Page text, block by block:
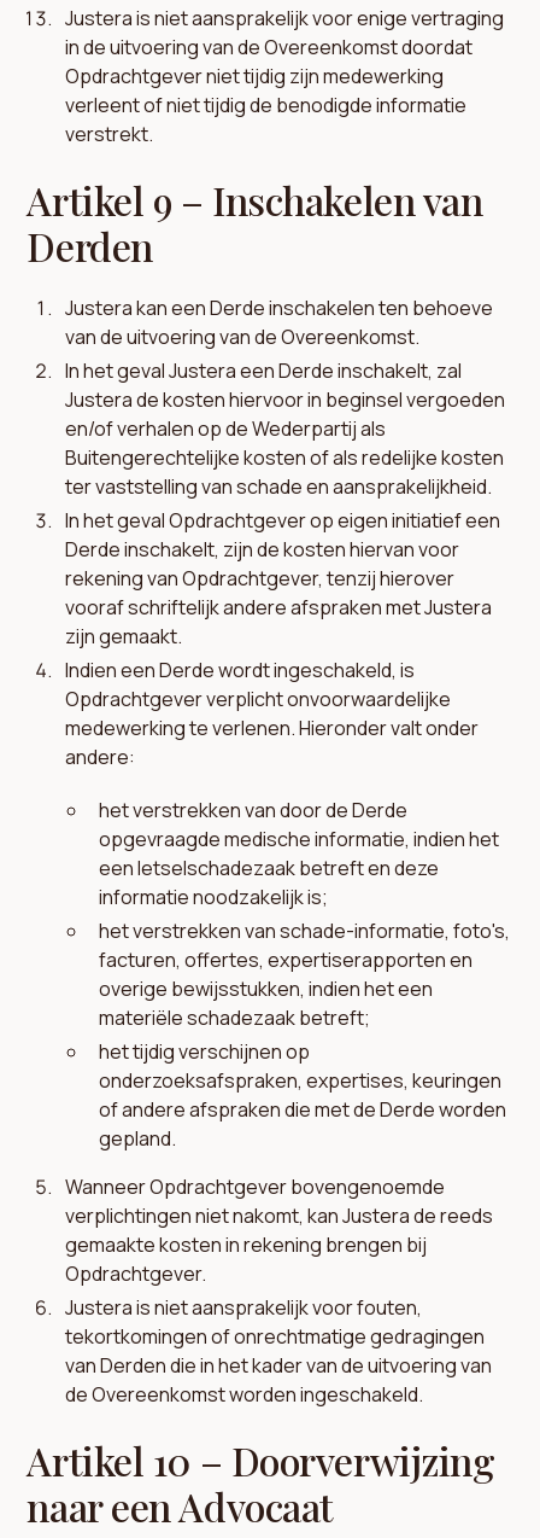
Justera is niet aansprakelijk voor enige vertraging
in de uitvoering van de Overeenkomst doordat
Opdrachtgever niet tijdig zijn medewerking
verleent of niet tijdig de benodigde informatie
verstrekt.
Artikel 9 – Inschakelen van
Derden
Justera kan een Derde inschakelen ten behoeve
van de uitvoering van de Overeenkomst.
In het geval Justera een Derde inschakelt, zal
Justera de kosten hiervoor in beginsel vergoeden
en/of verhalen op de Wederpartij als
Buitengerechtelijke kosten of als redelijke kosten
ter vaststelling van schade en aansprakelijkheid.
In het geval Opdrachtgever op eigen initiatief een
Derde inschakelt, zijn de kosten hiervan voor
rekening van Opdrachtgever, tenzij hierover
vooraf schriftelijk andere afspraken met Justera
zijn gemaakt.
Indien een Derde wordt ingeschakeld, is
Opdrachtgever verplicht onvoorwaardelijke
medewerking te verlenen. Hieronder valt onder
andere:
het verstrekken van door de Derde
opgevraagde medische informatie, indien het
een letselschadezaak betreft en deze
informatie noodzakelijk is;
het verstrekken van schade-informatie, foto's,
facturen, offertes, expertiserapporten en
overige bewijsstukken, indien het een
materiële schadezaak betreft;
het tijdig verschijnen op
onderzoeksafspraken, expertises, keuringen
of andere afspraken die met de Derde worden
gepland.
Wanneer Opdrachtgever bovengenoemde
verplichtingen niet nakomt, kan Justera de reeds
gemaakte kosten in rekening brengen bij
Opdrachtgever.
Justera is niet aansprakelijk voor fouten,
tekortkomingen of onrechtmatige gedragingen
van Derden die in het kader van de uitvoering van
de Overeenkomst worden ingeschakeld.
Artikel 10 – Doorverwijzing
naar een Advocaat